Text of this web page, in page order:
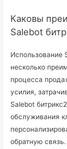
Каковы
Salebot
Использование
несколько
процесса
усилия,
Salebot
обслуживания
обратную